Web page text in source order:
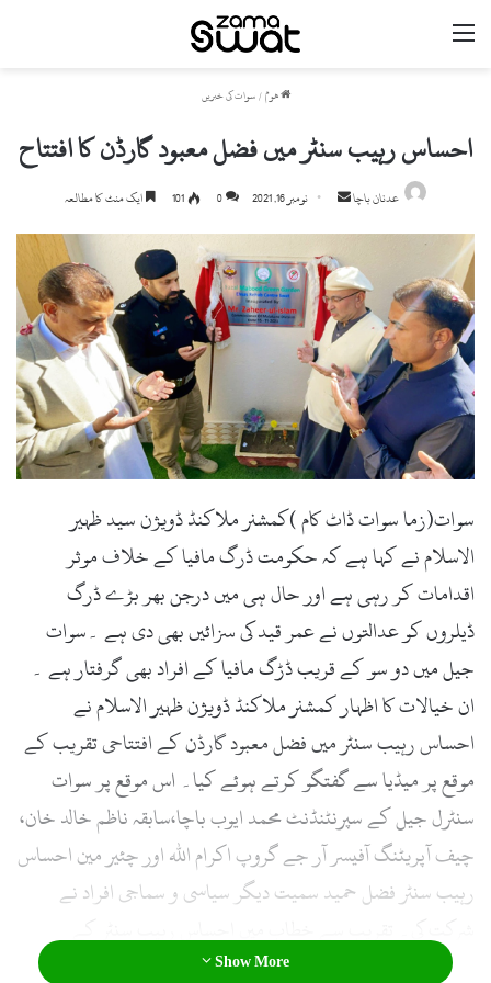
مینو
ھوم / سوات کی خبریں
احساس رہیب سنٹر میں فضل معبود گارڈن کا افتتاح
عدنان باچا
Send
email
نومبر 16, 2021 0
101 ایک منٹ کا مطالعہ
سوات(زما سوات ڈاٹ کام )کمشنر ملاکنڈ ڈویژن سید ظہیر
الاسلام نے کہا ہے کہ حکومت ڈرگ مافیا کے خلاف موثر
اقدامات کر رہی ہے اور حال ہی میں درجن بھر بڑے ڈرگ
ڈیلروں کو عدالتوں نے عمر قید کی سزائیں بھی دی ہے ۔سوات
جیل میں دو سو کے قریب ڈڑگ مافیا کے افراد بھی گرفتار ہے ۔
ان خیالات کا اظہار کمشنر ملاکنڈ ڈویژن ظہیر الاسلام نے
احساس رہیب سنٹر میں فضل معبود گارڈن کے افتتاحی تقریب کے
موقع پر میڈیا سے گفتگو کرتے ہوئے کیا۔ اس موقع پر سوات
سنٹرل جیل کے سپرنٹنڈنٹ محمد ایوب باچا،سابقہ ناظم خالد خان،
چیف آپریٹنگ آفیسر آر جے گروپ اکرام اللہ اور چئیر مین احساس
رہیب سنٹر فضل حمید سمیت دیگر سیاسی و سماجی افراد نے
چئیرمین فضل حمید اور جیل سپرنٹنڈنٹ محمد ایوب باچا نے کہا
Show More